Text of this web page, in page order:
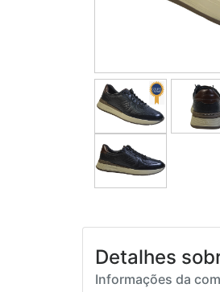
Detalhes
Informações da